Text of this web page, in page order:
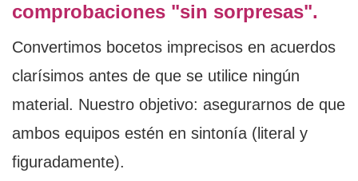
comprobaciones "sin sorpresas".
Convertimos bocetos imprecisos en acuerdos
clarísimos antes de que se utilice ningún
material. Nuestro objetivo: asegurarnos de que
ambos equipos estén en sintonía (literal y
figuradamente).